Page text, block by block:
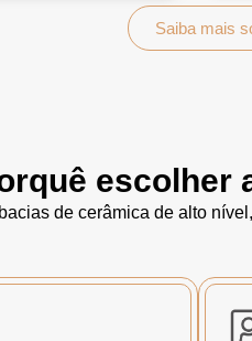
Saiba mais
escolher
de cerâmica de alto